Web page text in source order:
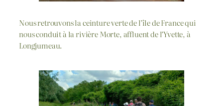
Nous retrouvons la ceinture verte de l’île de France qui
nous conduit à la rivière Morte, affluent de l’Yvette, à
Longjumeau.